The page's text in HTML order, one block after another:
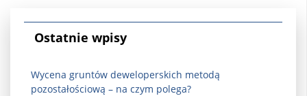
Ostatnie wpisy
Wycena gruntów deweloperskich metodą
pozostałościową – na czym polega?